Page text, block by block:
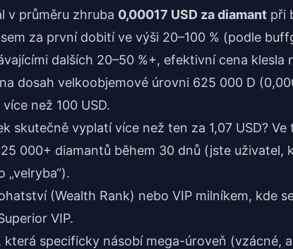
v průměru zhruba 0,00017 USD za diamant při
za první dobití ve výši 20–100 % (podle
dalších 20–50 %+, efektivní cena klesla
dosah velkoobjemové úrovni 625 000 D
než 100 USD.
skutečně vyplatí více než ten za 1,07 USD?
000+ diamantů během 30 dnů (jste uživatel,
„velryba“).
(Wealth Rank) nebo VIP milníkem, kde
VIP.
která specificky násobí mega-úroveň (vzácné,